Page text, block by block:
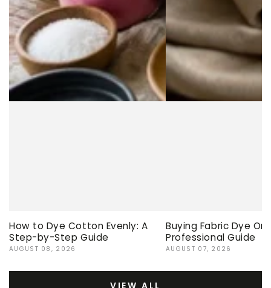
How to Dye Cotton Evenly: A
Step-by-Step Guide
AUGUST 08, 2026
Buying Fabric Dye
Professional Guide
AUGUST 07, 2026
VIEW ALL